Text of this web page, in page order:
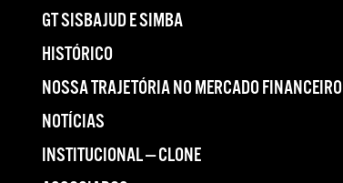
GT SISBAJUD E SIMBA
HISTÓRICO
NOSSA TRAJETÓRIA NO MERCADO FINANCEIRO
NOTÍCIAS
INSTITUCIONAL — CLONE